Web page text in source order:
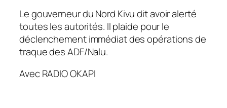
Le gouverneur du Nord Kivu dit avoir alerté
toutes les autorités. Il plaide pour le
déclenchement immédiat des opérations de
traque des ADF/Nalu.
Avec RADIO OKAPI